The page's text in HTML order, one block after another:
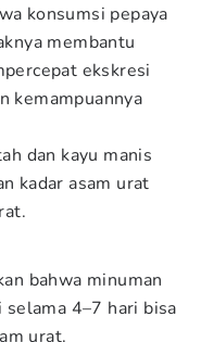
konsumsi pepaya
membantu
ekskresi
kemampuannya
dan kayu manis
kadar asam urat
bahwa minuman
4–7 hari bisa
urat.